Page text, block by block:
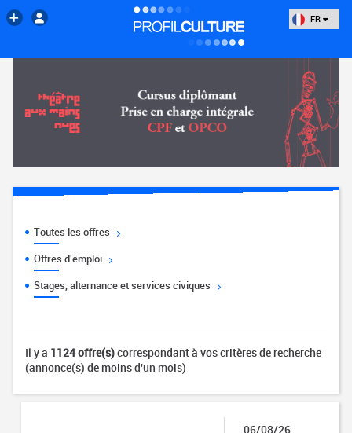
FR
Toutes les offres
Offres d'emploi
Stages, alternance et services civiques
Il y a 1124 offre(s)correspondant à vos critères de recherche
(annonce(s) de moins d'un mois)
06/08/26